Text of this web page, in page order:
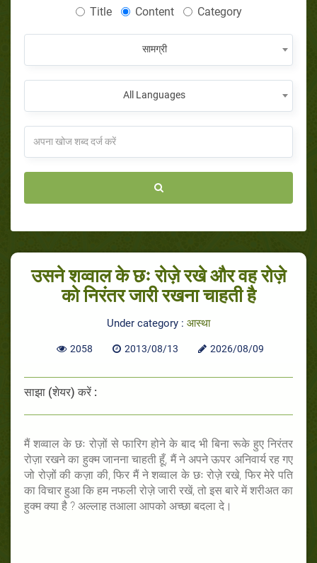
Title Content Category
सामग्री
All Languages
उसने शव्वाल के छः रोज़े रखे और वह रोज़े
को निरंतर जारी रखना चाहती है
Under category : आस्था
2058 2013/08/13 2026/08/09
साझा (शेयर) करें :
मैं शव्वाल के छः रोज़ों से फारिग होने के बाद भी बिना रूके हुए निरंतर
रोज़ा रखने का हुक्म जानना चाहती हूँ, मैं ने अपने ऊपर अनिवार्य रह गए
जो रोज़ों की कज़ा की, फिर मैं ने शव्वाल के छः रोज़े रखे, फिर मेरे पति
का विचार हुआ कि हम नफली रोज़े जारी रखें, तो इस बारे में शरीअत का
हुक्म क्या है ? अल्लाह तआला आपको अच्छा बदला दे।